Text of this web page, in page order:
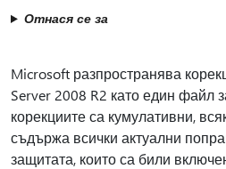
Отнася се за
Microsoft разпространява
Server 2008 R2 като един файл
корекциите са кумулативни,
съдържа всички актуални
защитата, които са били